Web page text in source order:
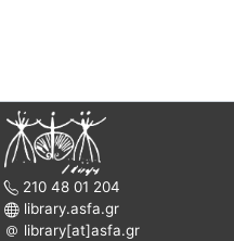
210 48 01 204
library.asfa.gr
library[at]asfa.gr